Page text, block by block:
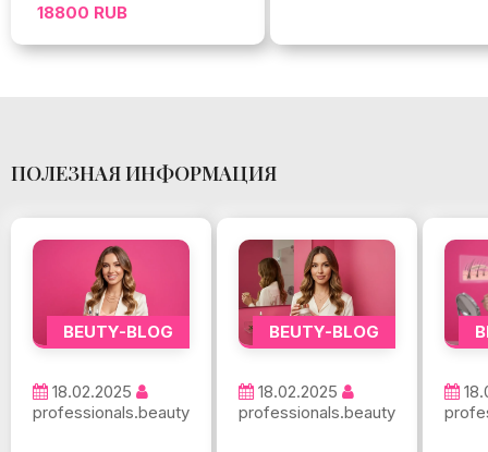
18800 RUB
ПОЛЕЗНАЯ ИНФОРМАЦИЯ
BEUTY-BLOG
18.02.2025
professionals.beauty
BEUTY-BLOG
18.02.2025
professionals.beauty